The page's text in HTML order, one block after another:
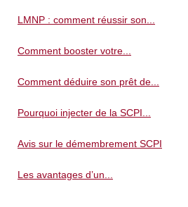
LMNP : comment réussir son...
Comment booster votre...
Comment déduire son prêt de...
Pourquoi injecter de la SCPI...
Avis sur le démembrement SCPI
Les avantages d’un...